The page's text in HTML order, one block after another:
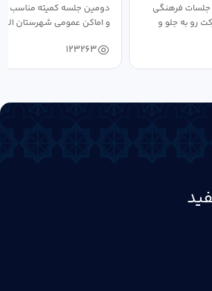
جلسات فرهنگی
رو به جلو و
دومین جلسه کمیته مناسب
و اماکن عمومی شهرستان
123263